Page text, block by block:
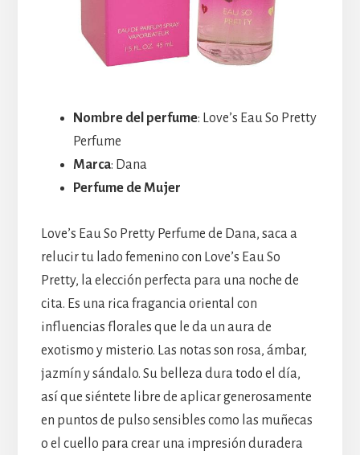
Nombre del perfume: Love’s Eau So Pretty
Perfume
Marca: Dana
Perfume de Mujer
Love’s Eau So Pretty Perfume de Dana, saca a
relucir tu lado femenino con Love’s Eau So
Pretty, la elección perfecta para una noche de
cita. Es una rica fragancia oriental con
influencias florales que le da un aura de
exotismo y misterio. Las notas son rosa, ámbar,
jazmín y sándalo. Su belleza dura todo el día,
así que siéntete libre de aplicar generosamente
en puntos de pulso sensibles como las muñecas
o el cuello para crear una impresión duradera